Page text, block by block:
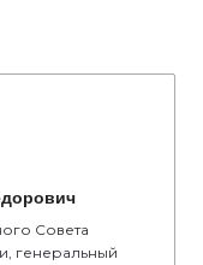
Совета
генеральный